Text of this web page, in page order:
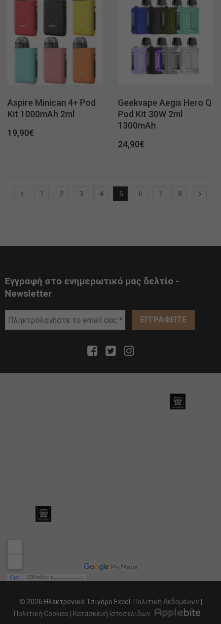
Aspire Minican 4+ Pod
Kit 1000mAh 2ml
19,90€
Geekvape Aegis Hero Q
Pod Kit 30W 2ml
1300mAh
24,90€
1 2 3 4 5 6 7 8
Εγγραφή στο ενημερωτικό μας δελτίο -
Newsletter
© 2026 Ηλεκτρονικό Τσιγάρο Excel. Πολιτική Δεδομένων|
Πολιτική Cookies
Κατασκευή Ιστοσελίδων